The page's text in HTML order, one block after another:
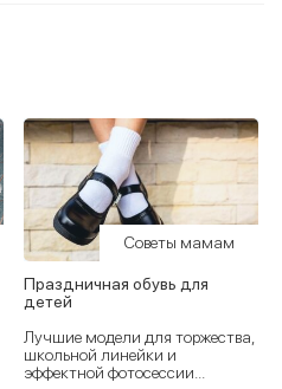
Советы мамам
Праздничная обувь для
детей
Лучшие модели для торжества,
школьной линейки и
эффектной фотосессии...